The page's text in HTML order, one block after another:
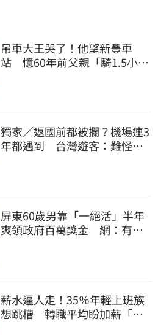
吊車大王哭了！他望新豐車
站 憶60年前父親「騎1.5小時
獨家／返國前都被攔？機場連3
年都遇到 台灣遊客：難怪日
屏東60歲男靠「一絕活」半年
爽領政府百萬獎金 網：有人
薪水逼人走！35％年輕上班族
想跳槽 轉職平均盼加薪「破